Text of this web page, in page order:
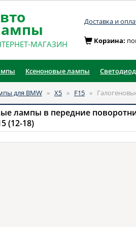
МАГАЗИН
Доставка и
Корзина:
Ксеноновые лампы
для BMW » X5 » F15 »
лампы в передние
(12-18)